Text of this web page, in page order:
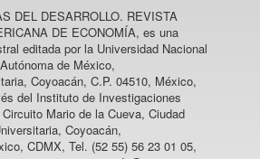
DEL DESARROLLO. REVISTA
DE ECONOMÍA, es una
editada por la Universidad Nacional
Autónoma de México,
Coyoacán, C.P. 04510, México,
del Instituto de Investigaciones
Mario de la Cueva, Ciudad
Coyoacán,
CDMX, Tel. (52 55) 56 23 01 05,